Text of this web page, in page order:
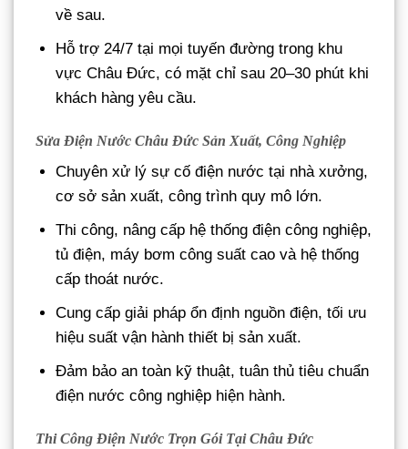
về sau.
Hỗ trợ 24/7 tại mọi tuyến đường trong khu
vực Châu Đức, có mặt chỉ sau 20–30 phút khi
khách hàng yêu cầu.
Sửa Điện Nước Châu Đức Sản Xuất, Công Nghiệp
Chuyên xử lý sự cố điện nước tại nhà xưởng,
cơ sở sản xuất, công trình quy mô lớn.
Thi công, nâng cấp hệ thống điện công nghiệp,
tủ điện, máy bơm công suất cao và hệ thống
cấp thoát nước.
Cung cấp giải pháp ổn định nguồn điện, tối ưu
hiệu suất vận hành thiết bị sản xuất.
Đảm bảo an toàn kỹ thuật, tuân thủ tiêu chuẩn
điện nước công nghiệp hiện hành.
Thi Công Điện Nước Trọn Gói Tại Châu Đức